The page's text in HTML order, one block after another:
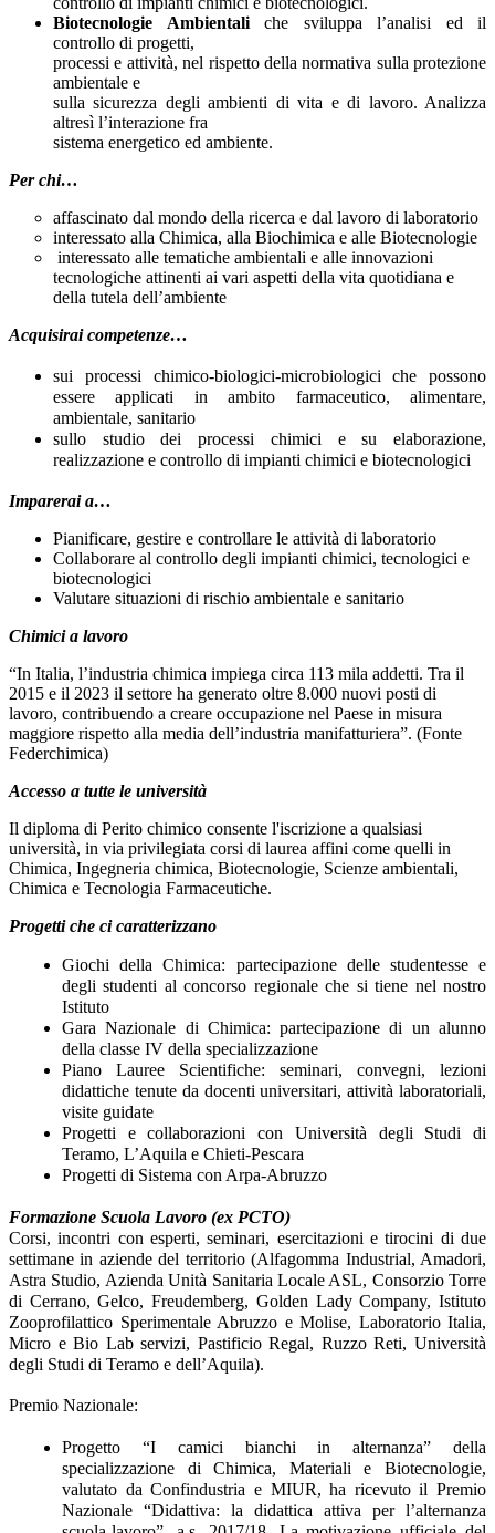
Biotecnologie Ambientaliche sviluppa l’analisi ed il
controllo di progetti,
processi e attività, nel rispetto della normativa sulla protezione
ambientale e
sulla sicurezza degli ambienti di vita e di lavoro. Analizza
altresì l’interazione fra
sistema energetico ed ambiente.
Per chi…
affascinato dal mondo della ricerca e dal lavoro di laboratorio
interessato alla Chimica, alla Biochimica e alle Biotecnologie
interessato alle tematiche ambientali e alle innovazioni
tecnologiche attinenti ai vari aspetti della vita quotidiana e
della tutela dell’ambiente
Acquisirai competenze…
sui processi chimico-biologici-microbiologici che possono
essere applicati in ambito farmaceutico, alimentare,
ambientale, sanitario
sullo studio dei processi chimici e su elaborazione,
realizzazione e controllo di impianti chimici e biotecnologici
Imparerai a…
Pianificare, gestire e controllare le attività di laboratorio
Collaborare al controllo degli impianti chimici, tecnologici e
biotecnologici
Valutare situazioni di rischio ambientale e sanitario
Chimici a lavoro
“In Italia, l’industria chimica impiega circa 113 mila addetti. Tra il
2015 e il 2023 il settore ha generato oltre 8.000 nuovi posti di
lavoro, contribuendo a creare occupazione nel Paese in misura
maggiore rispetto alla media dell’industria manifatturiera”. (Fonte
Federchimica)
Accesso a tutte le università
Il diploma di Perito chimico consente l'iscrizione a qualsiasi
università, in via privilegiata corsi di laurea affini come quelli in
Chimica, Ingegneria chimica, Biotecnologie, Scienze ambientali,
Chimica e Tecnologia Farmaceutiche.
Progetti che ci caratterizzano
Giochi della Chimica: partecipazione delle studentesse e
degli studenti al concorso regionale che si tiene nel nostro
Istituto
Gara Nazionale di Chimica: partecipazione di un alunno
della classe IV della specializzazione
Piano Lauree Scientifiche: seminari, convegni, lezioni
didattiche tenute da docenti universitari, attività laboratoriali,
visite guidate
Progetti e collaborazioni
con Università degli Studi di
Teramo, L’Aquila e Chieti-Pescara
Progetti di Sistema con Arpa-Abruzzo
Formazione Scuola Lavoro (ex PCTO)
Corsi, incontri con esperti, seminari, esercitazioni e tirocini di due
settimane in aziende del territorio (Alfagomma Industrial, Amadori,
Astra Studio, Azienda Unità Sanitaria Locale ASL, Consorzio Torre
di Cerrano, Gelco, Freudemberg, Golden Lady Company, Istituto
Zooprofilattico Sperimentale Abruzzo e Molise, Laboratorio Italia,
Micro e Bio Lab servizi, Pastificio Regal, Ruzzo Reti, Università
degli Studi di Teramo e dell’Aquila).
Premio Nazionale:
Progetto “I camici bianchi in alternanza” della
specializzazione di Chimica, Materiali e Biotecnologie,
valutato da Confindustria e MIUR, ha ricevuto il Premio
Nazionale “Didattiva: la didattica attiva per l’alternanza